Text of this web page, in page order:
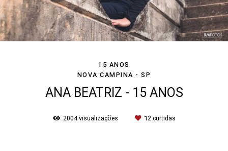
15 ANOS
NOVA CAMPINA - SP
ANA BEATRIZ - 15 ANOS
2004visualizações 12 curtidas